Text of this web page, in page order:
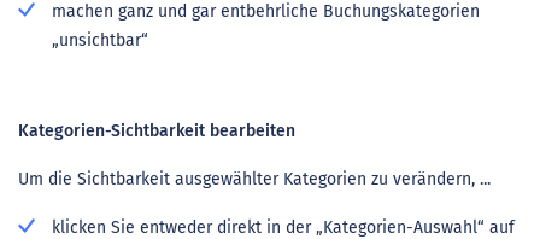
machen ganz und gar entbehrliche Buchungskategorien
„unsichtbar“
Kategorien-Sichtbarkeit bearbeiten
Um die Sichtbarkeit ausgewählter Kategorien zu verändern, ...
klicken Sie entweder direkt in der „Kategorien-Auswahl“ auf